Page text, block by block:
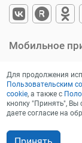
Мобильное
Для продолжения
Пользовательским
cookie, а также с
кнопку "Принять",
даете согласие на